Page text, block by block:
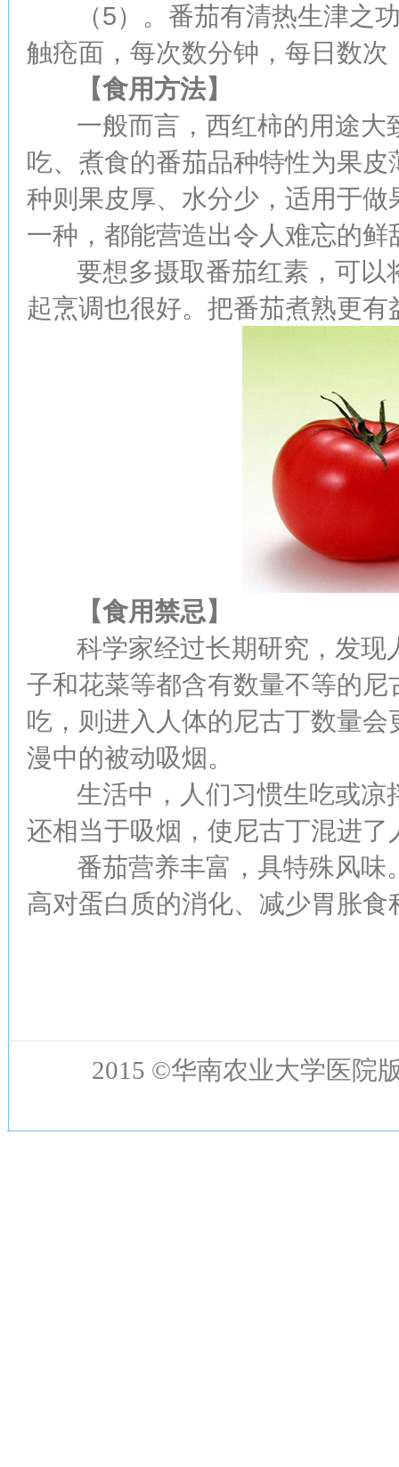
（5）。番茄有清热生津之
触疮面，每次数分钟，每日数次
【食用方法】
一般而言，西红柿的用途大
吃、煮食的番茄品种特性为果
种则果皮厚、水分少，适用于
一种，都能营造出令人难忘的鲜
要想多摄取番茄红素，可以
起烹调也很好。把番茄煮熟更
【食用禁忌】
科学家经过长期研究，发现
子和花菜等都含有数量不等的
吃，则进入人体的尼古丁数量
漫中的被动吸烟。
生活中，人们习惯生吃或凉
还相当于吸烟，使尼古丁混进
番茄营养丰富，具特殊风味
高对蛋白质的消化、减少胃胀食
2015 ©华南农业大学医